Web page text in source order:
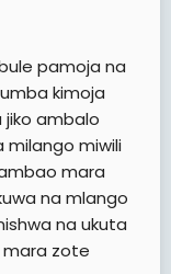
pamoja na
kimoja
jiko ambalo
milango miwili
mara
na mlango
na ukuta
mara zote